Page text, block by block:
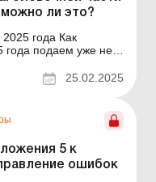
ли это?
года Как
года подаем уже не
в пользу
лиц, и сумм
25.02.2025
5 к
ошибок